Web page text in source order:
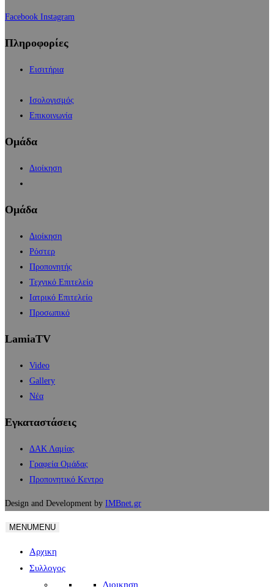
Facebook Instagram
Πληροφορίες
Εισιτήρια
Ισολογισμός
Επικοινωνία
Ομάδα
Διοίκηση
Ομάδα
Διοίκηση
Ρόστερ
Προπονητής
Τεχνικό Επιτελείο
Ιατρικό Επιτελείο
Προσωπικό
LamiaTV
Video
Gallery
Νέα
Εγκαταστάσεις
ΔΑΚ Λαμίας
Γραφεία Ομάδας
Προπονητικό Κεντρο
Design and Development by IMBnet.gr
MENUMENU
Αρχικη
Συλλογος
Διοικηση